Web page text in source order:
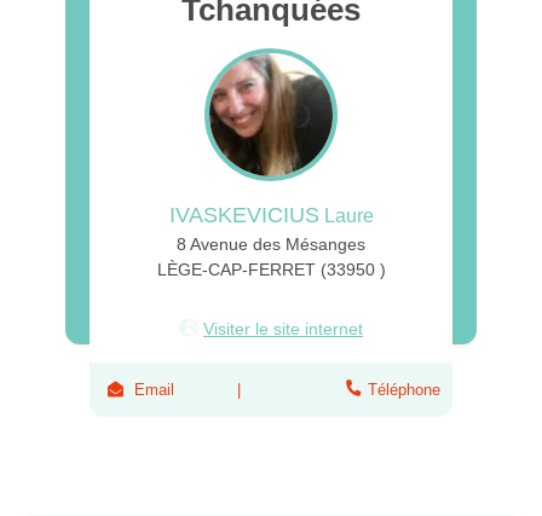
Tchanquées
IVASKEVICIUS Laure
8 Avenue des Mésanges
LÈGE-CAP-FERRET (33950 )
Visiter le site internet
Email Téléphone